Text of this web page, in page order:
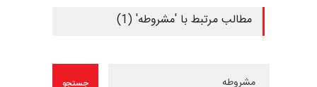
مطالب مرتبط با 'مشروطه' (1)